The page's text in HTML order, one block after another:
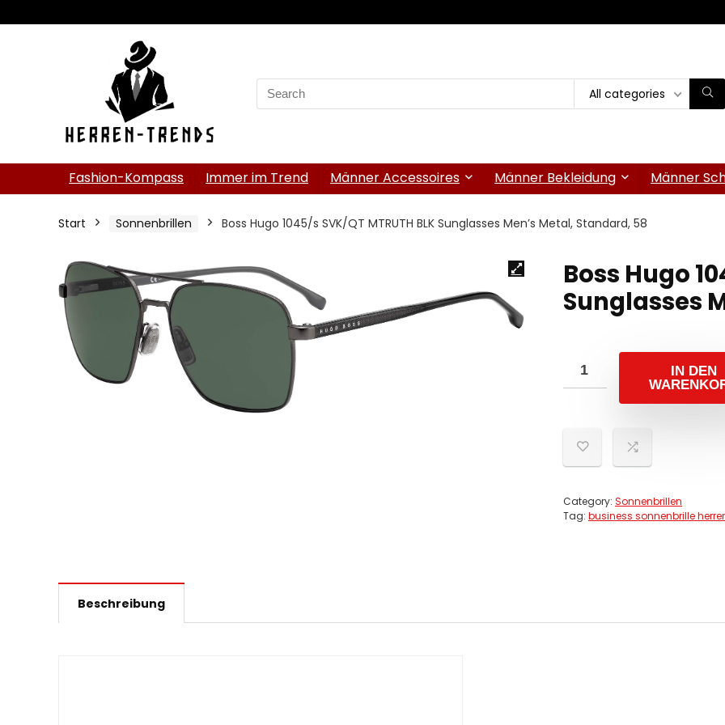
Search
for:
All categories
Fashion-Kompass Immer im Trend Männer Accessoires Männer Bekleidung Männer
Start Sonnenbrillen Boss Hugo 1045/s SVK/QT MTRUTH BLK Sunglasses Men’s Metal, Standard, 58
Boss Hugo
Sunglasses
IN DEN
Category: Sonnenbrillen
Tag: business sonnenbrille
Beschreibung